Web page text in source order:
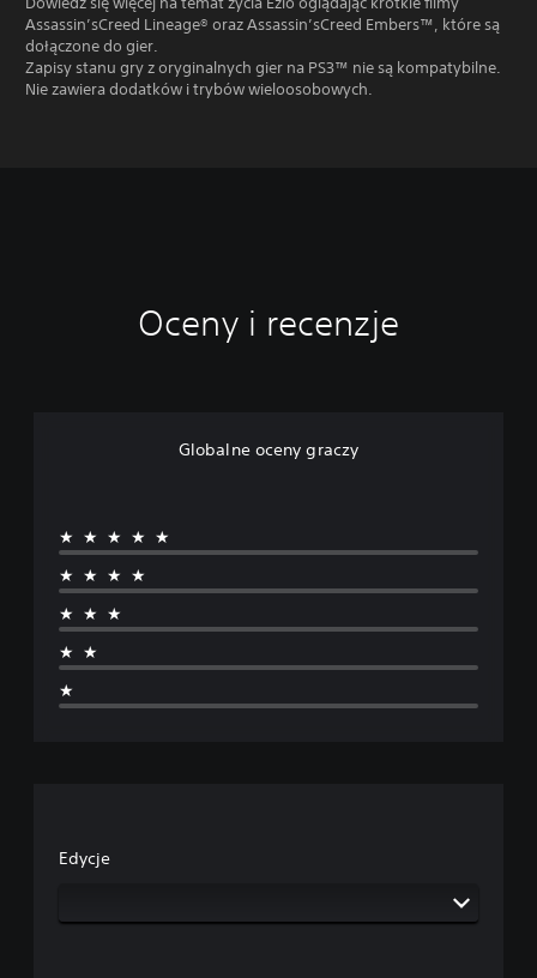
Assassin’sCreed Lineage® oraz Assassin’sCreed Embers™, które są
dołączone do gier.
Zapisy stanu gry z oryginalnych gier na PS3™ nie są kompatybilne.
Nie zawiera dodatków i trybów wieloosobowych.
Oceny i recenzje
Globalne oceny graczy
★★★★★
★★★★
★★★
★★
★
Edycje